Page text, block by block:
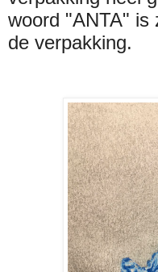
woord "ANTA" is
de verpakking.